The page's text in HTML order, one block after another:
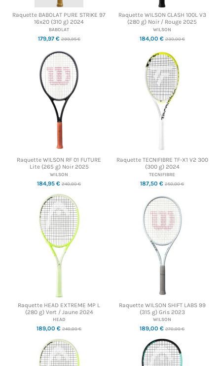
Raquette BABOLAT PURE STRIKE 97
16x20 (310 g) 2024
BABOLAT
179,97 €299,95 €
Raquette WILSON CLASH 100L V3
(280 g) Noir / Rouge 2025
WILSON
184,00 €230,00 €
Raquette WILSON RF 01 FUTURE
Lite (265 g) Noir 2025
WILSON
184,95 € 240,00 €
Raquette TECNIFIBRE TF-X1 V2 300
(300 g) 2024
TECNIFIBRE
187,50 € 250,00 €
Raquette HEAD EXTREME MP L
(280 g) Vert / Jaune 2024
HEAD
189,00 € 240,00 €
Raquette WILSON SHIFT LABS 99
(315 g) Gris 2023
WILSON
189,00 € 270,00 €